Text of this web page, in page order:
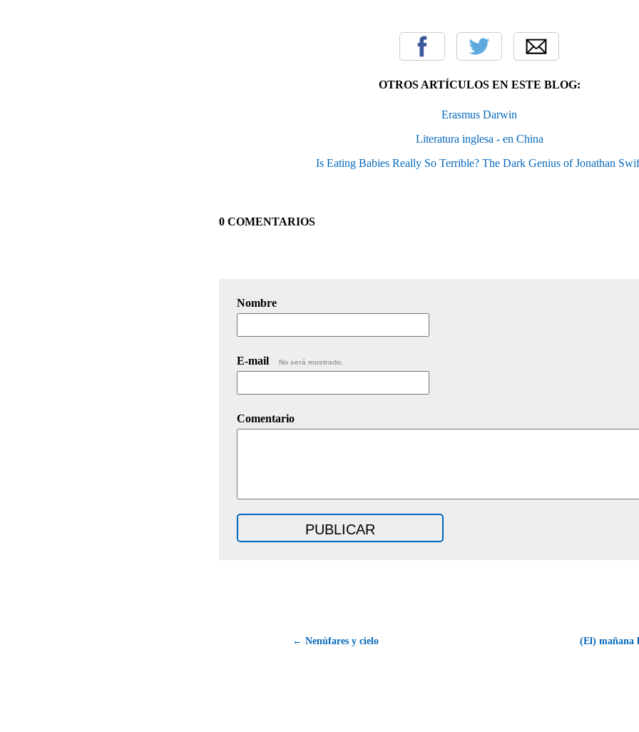
OTROS ARTÍCULOS EN ESTE BLOG:
Erasmus Darwin
Literatura inglesa - en China
Is Eating Babies Really So Terrible? The Dark Genius of Jonathan
0 COMENTARIOS
Nombre
E-mail No será mostrado.
Comentario
← Nenúfares y cielo (El) mañana